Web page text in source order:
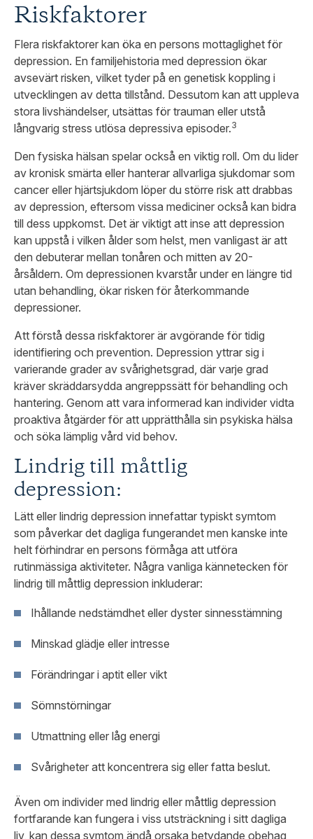
Riskfaktorer
Flera riskfaktorer kan öka en persons mottaglighet för
depression. En familjehistoria med depression ökar
avsevärt risken, vilket tyder på en genetisk koppling i
utvecklingen av detta tillstånd. Dessutom kan att uppleva
stora livshändelser, utsättas för trauman eller utstå
långvarig stress utlösa depressiva episoder.3
Den fysiska hälsan spelar också en viktig roll. Om du lider
av kronisk smärta eller hanterar allvarliga sjukdomar som
cancer eller hjärtsjukdom löper du större risk att drabbas
av depression, eftersom vissa mediciner också kan bidra
till dess uppkomst. Det är viktigt att inse att depression
kan uppstå i vilken ålder som helst, men vanligast är att
den debuterar mellan tonåren och mitten av 20-
årsåldern. Om depressionen kvarstår under en längre tid
utan behandling, ökar risken för återkommande
depressioner.
Att förstå dessa riskfaktorer är avgörande för tidig
identifiering och prevention. Depression yttrar sig i
varierande grader av svårighetsgrad, där varje grad
kräver skräddarsydda angreppssätt för behandling och
hantering. Genom att vara informerad kan individer vidta
proaktiva åtgärder för att upprätthålla sin psykiska hälsa
och söka lämplig vård vid behov.
Lindrig till måttlig
depression:
Lätt eller lindrig depression innefattar typiskt symtom
som påverkar det dagliga fungerandet men kanske inte
helt förhindrar en persons förmåga att utföra
rutinmässiga aktiviteter. Några vanliga kännetecken för
lindrig till måttlig depression inkluderar:
Ihållande nedstämdhet eller dyster sinnesstämning
Minskad glädje eller intresse
Förändringar i aptit eller vikt
Sömnstörningar
Utmattning eller låg energi
Svårigheter att koncentrera sig eller fatta beslut.
Även om individer med lindrig eller måttlig depression
fortfarande kan fungera i viss utsträckning i sitt dagliga
liv, kan dessa symtom ändå orsaka betydande obehag